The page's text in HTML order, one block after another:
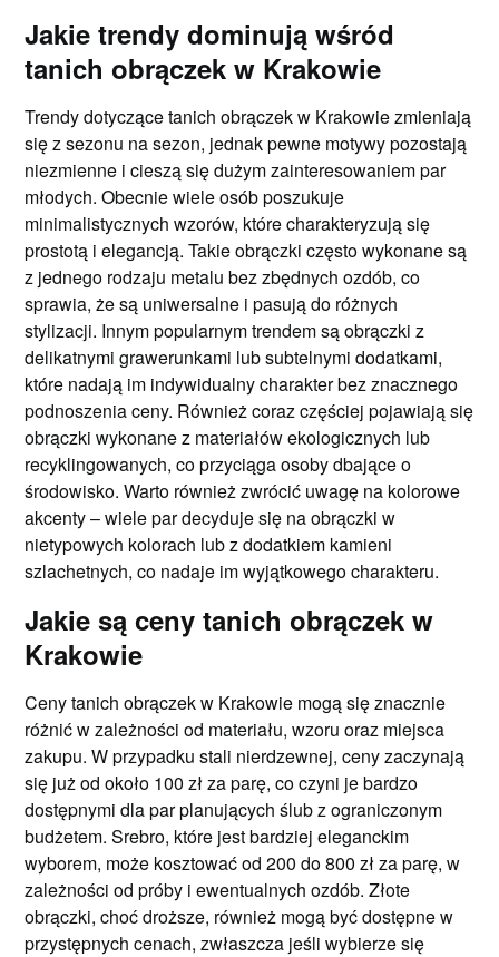
Jakie trendy dominują wśród
tanich obrączek w Krakowie
Trendy dotyczące tanich obrączek w Krakowie zmieniają
się z sezonu na sezon, jednak pewne motywy pozostają
niezmienne i cieszą się dużym zainteresowaniem par
młodych. Obecnie wiele osób poszukuje
minimalistycznych wzorów, które charakteryzują się
prostotą i elegancją. Takie obrączki często wykonane są
z jednego rodzaju metalu bez zbędnych ozdób, co
sprawia, że są uniwersalne i pasują do różnych
stylizacji. Innym popularnym trendem są obrączki z
delikatnymi grawerunkami lub subtelnymi dodatkami,
które nadają im indywidualny charakter bez znacznego
podnoszenia ceny. Również coraz częściej pojawiają się
obrączki wykonane z materiałów ekologicznych lub
recyklingowanych, co przyciąga osoby dbające o
środowisko. Warto również zwrócić uwagę na kolorowe
akcenty – wiele par decyduje się na obrączki w
nietypowych kolorach lub z dodatkiem kamieni
szlachetnych, co nadaje im wyjątkowego charakteru.
Jakie są ceny tanich obrączek w
Krakowie
Ceny tanich obrączek w Krakowie mogą się znacznie
różnić w zależności od materiału, wzoru oraz miejsca
zakupu. W przypadku stali nierdzewnej, ceny zaczynają
się już od około 100 zł za parę, co czyni je bardzo
dostępnymi dla par planujących ślub z ograniczonym
budżetem. Srebro, które jest bardziej eleganckim
wyborem, może kosztować od 200 do 800 zł za parę, w
zależności od próby i ewentualnych ozdób. Złote
obrączki, choć droższe, również mogą być dostępne w
przystępnych cenach, zwłaszcza jeśli wybierze się